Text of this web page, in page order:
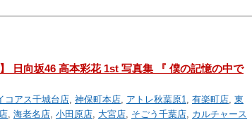
日向坂46 高本彩花 1st 写真集 『 僕の記憶の中で
コアス千城台店, 神保町本店, アトレ秋葉原1, 有楽町店, 東
, 海老名店, 小田原店, 大宮店, そごう千葉店, カルチャース